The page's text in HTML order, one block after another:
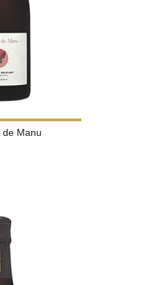
de Manu